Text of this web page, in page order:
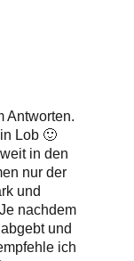
Antworten.
Lob 🙂
in den
nur der
und
nachdem
und
ich